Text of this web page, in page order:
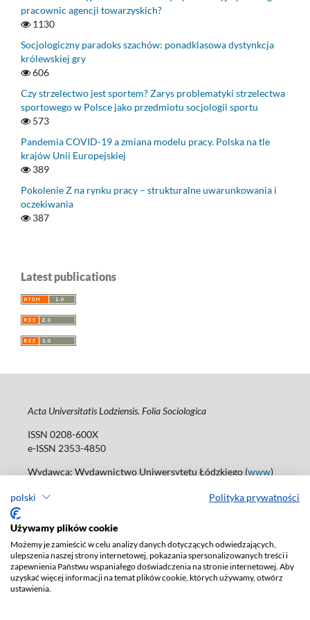
polski Polityka prywatności
Używamy plików cookie
Możemy je zamieścić w celu analizy danych dotyczących odwiedzających,
ulepszenia naszej strony internetowej, pokazania spersonalizowanych treści i
zapewnienia Państwu wspaniałego doświadczenia na stronie internetowej. Aby
uzyskać więcej informacji na temat plików cookie, których używamy, otwórz
ustawienia.
pracownic agencji towarzyskich?
1130
Socjologiczny paradoks szachów: ponadklasowa dystynkcja
królewskiej gry
606
Czy strzelectwo jest sportem? Zarys problematyki strzelectwa
sportowego w Polsce jako przedmiotu socjologii sportu
573
Pandemia COVID-19 a zmiana modelu pracy. Polska na tle
krajów Unii Europejskiej
389
Pokolenie Z na rynku pracy – strukturalne uwarunkowania i
oczekiwania
387
Latest publications
Acta Universitatis Lodziensis. Folia Sociologica
ISSN 0208-600X
e-ISSN 2353-4850
Wydawca: Wydawnictwo Uniwersytetu Łódzkiego (www)
Tel.: 42 235 01 65, fax: 42 66 55 86
Deklaracja dostępności